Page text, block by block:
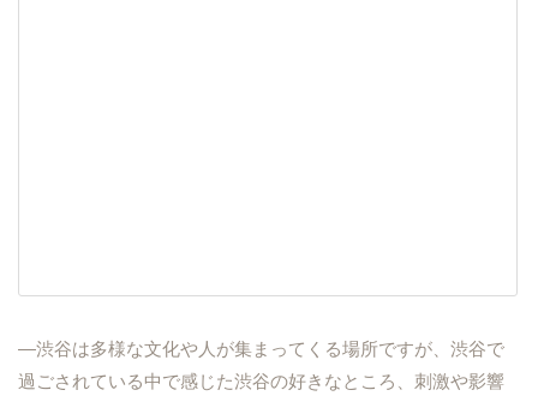
―渋谷は多様な文化や人が集まってくる場所ですが、渋谷で
過ごされている中で感じた渋谷の好きなところ、刺激や影響